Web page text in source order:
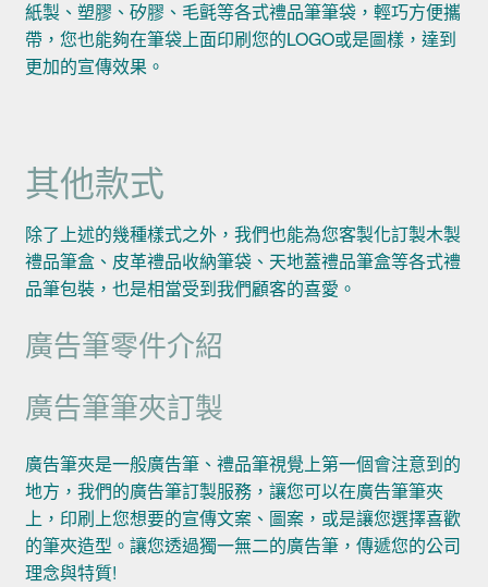
紙製、塑膠、矽膠、毛氈等各式禮品筆筆袋，輕巧方便攜
帶，您也能夠在筆袋上面印刷您的LOGO或是圖樣，達到
更加的宣傳效果。
其他款式
除了上述的幾種樣式之外，我們也能為您客製化訂製木製
禮品筆盒、皮革禮品收納筆袋、天地蓋禮品筆盒等各式禮
品筆包裝，也是相當受到我們顧客的喜愛。
廣告筆零件介紹
廣告筆筆夾訂製
廣告筆夾是一般廣告筆、禮品筆視覺上第一個會注意到的
地方，我們的廣告筆訂製服務，讓您可以在廣告筆筆夾
上，印刷上您想要的宣傳文案、圖案，或是讓您選擇喜歡
的筆夾造型。讓您透過獨一無二的廣告筆，傳遞您的公司
理念與特質!